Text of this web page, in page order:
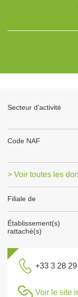
Secteur d'activité
Code NAF
> Voir toutes les
Filiale de
Établissement(s)
rattaché(s)
+33 3 28
Voir le site